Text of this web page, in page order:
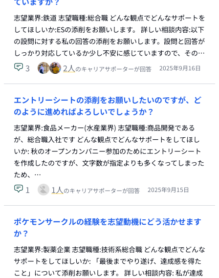
志望業界:鉄道 志望職種:総合職 どんな観点でどんなサポートを
してほしいか:ESの添削をお願いします。 詳しい相談内容:以下
の設問に対する私の回答の添削をお願いします。設問と回答が
しっかり対応しているか少し不安に感じていますので、その…
3 2人のキャリアサポーターが回答 2025年9月16日
エントリーシートの添削をお願いしたいのですが、ど
のように進めればよろしいでしょうか？
志望業界:食品メーカー(水産業界) 志望職種:商品開発である
が、総合職入社です どんな観点でどんなサポートをしてほし
いか: 秋のオープンカンパニー参加のためにエントリーシート
を作成したのですが、文字数が指定よりも多くなってしまった
ため、…
1 1人のキャリアサポーターが回答 2025年9月15日
ポケモンサークルの経験を志望動機にどう活かせます
か？
志望業界:製薬企業 志望職種:技術系総合職 どんな観点でどんな
サポートをしてほしいか: 「最後までやり遂げ、達成感を得た
こと」について添削お願いします。 詳しい相談内容: 私が達成